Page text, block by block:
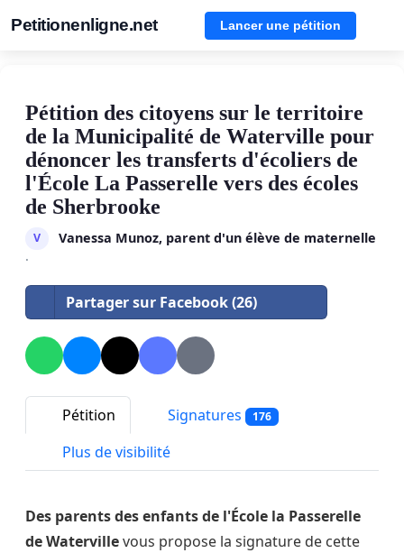
Petitionenligne.net Lancer une pétition
Pétition des citoyens sur le territoire
de la Municipalité de Waterville pour
dénoncer les transferts d'écoliers de
l'École La Passerelle vers des écoles
de Sherbrooke
V
Vanessa Munoz, parent d'un élève de maternelle
·
Partager sur Facebook (26)
Pétition Signatures 176
Plus de visibilité
Des parents des enfants de l'École la Passerelle
de Watervillevous propose la signature de cette